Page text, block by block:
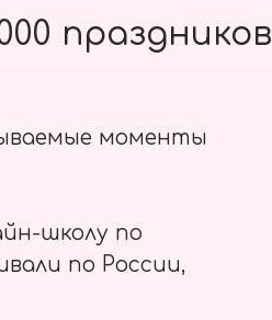
праздников
моменты
школу по
по России,